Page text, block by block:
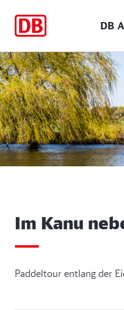
DB
Im Kanu
Paddeltour entlang der